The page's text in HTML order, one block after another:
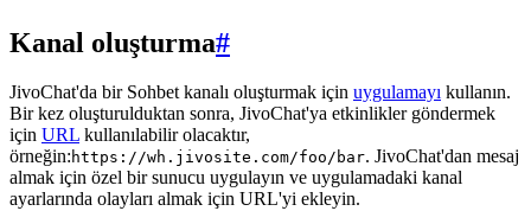
Kanal oluşturma#
JivoChat'da bir Sohbet kanalı oluşturmak için uygulamayı kullanın.
Bir kez oluşturulduktan sonra, JivoChat'ya etkinlikler göndermek
için URL kullanılabilir olacaktır,
örneğin: https://wh.jivosite.com/foo/bar. JivoChat'dan mesaj
almak için özel bir sunucu uygulayın ve uygulamadaki kanal
ayarlarında olayları almak için URL'yi ekleyin.